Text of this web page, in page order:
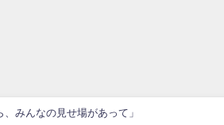
演！佐々木久美さん、師匠オードリー若林さん
れる
みんなの見せ場があって」